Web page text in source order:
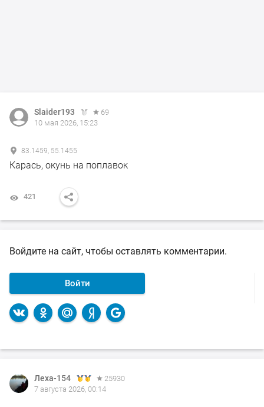
Slaider193
69
10 мая 2026, 15:23
83.1459, 55.1455
Карась, окунь на поплавок
421
Войдите на сайт, чтобы оставлять комментарии.
Войти
Леха-154
25930
7 августа 2026, 00:14
Леха-154
25930
4 августа 2026, 12:52